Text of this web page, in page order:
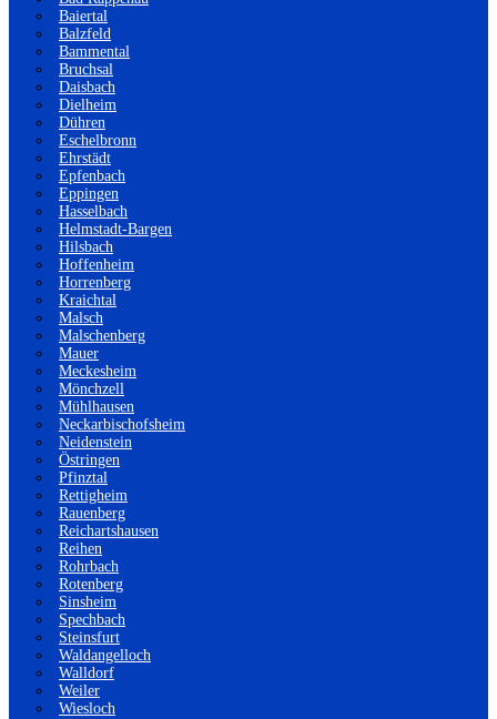
Baiertal
Balzfeld
Bammental
Bruchsal
Daisbach
Dielheim
Dühren
Eschelbronn
Ehrstädt
Epfenbach
Eppingen
Hasselbach
Helmstadt-Bargen
Hilsbach
Hoffenheim
Horrenberg
Kraichtal
Malsch
Malschenberg
Mauer
Meckesheim
Mönchzell
Mühlhausen
Neckarbischofsheim
Neidenstein
Östringen
Pfinztal
Rettigheim
Rauenberg
Reichartshausen
Reihen
Rohrbach
Rotenberg
Sinsheim
Spechbach
Steinsfurt
Waldangelloch
Walldorf
Weiler
Wiesloch